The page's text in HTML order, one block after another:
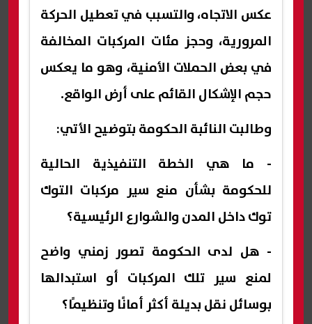
عكس الاتجاه، والتسبب في تعطيل الحركة
المرورية، وحجز مئات المركبات المخالفة
في بعض الحملات الأمنية، وهو ما يعكس
حجم الإشكال القائم على أرض الواقع.
وطالبت النائبة الحكومة بتوضيح الأتي:
- ما هي الخطة التنفيذية الحالية
للحكومة بشأن منع سير مركبات التوك
توك داخل المدن والشوارع الرئيسية؟
- هل لدى الحكومة تصور زمني واضح
لمنع سير تلك المركبات أو استبدالها
بوسائل نقل بديلة أكثر أمانًا وتنظيمًا؟